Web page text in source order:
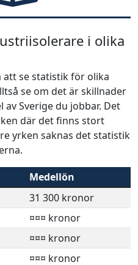
i olika
att se statistik för olika
se om det är skillnader
Sverige du jobbar. Det
där det finns stort
yrken saknas det statistik
Medellön
31 300 kronor
¤¤¤ kronor
¤¤¤ kronor
¤¤¤ kronor